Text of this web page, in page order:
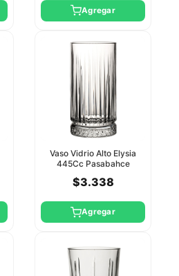
Agregar
Vaso Vidrio Alto Elysia
445Cc Pasabahce
$3.338
Agregar